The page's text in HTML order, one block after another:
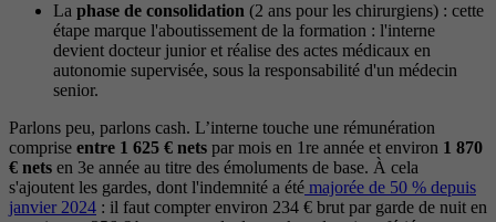
La phase de consolidation (2 ans pour les chirurgiens) : cette
étape marque l'aboutissement de la formation : l'interne
devient docteur junior et réalise des actes médicaux en
autonomie supervisée, sous la responsabilité d'un médecin
senior.
Parlons peu, parlons cash. L’interne touche une rémunération
comprise entre 1 625 € nets par mois en 1re année et environ 1 870
€ nets en 3e année au titre des émoluments de base. À cela
s'ajoutent les gardes, dont l'indemnité a été majorée de 50 % depuis
janvier 2024 : il faut compter environ 234 € brut par garde de nuit en